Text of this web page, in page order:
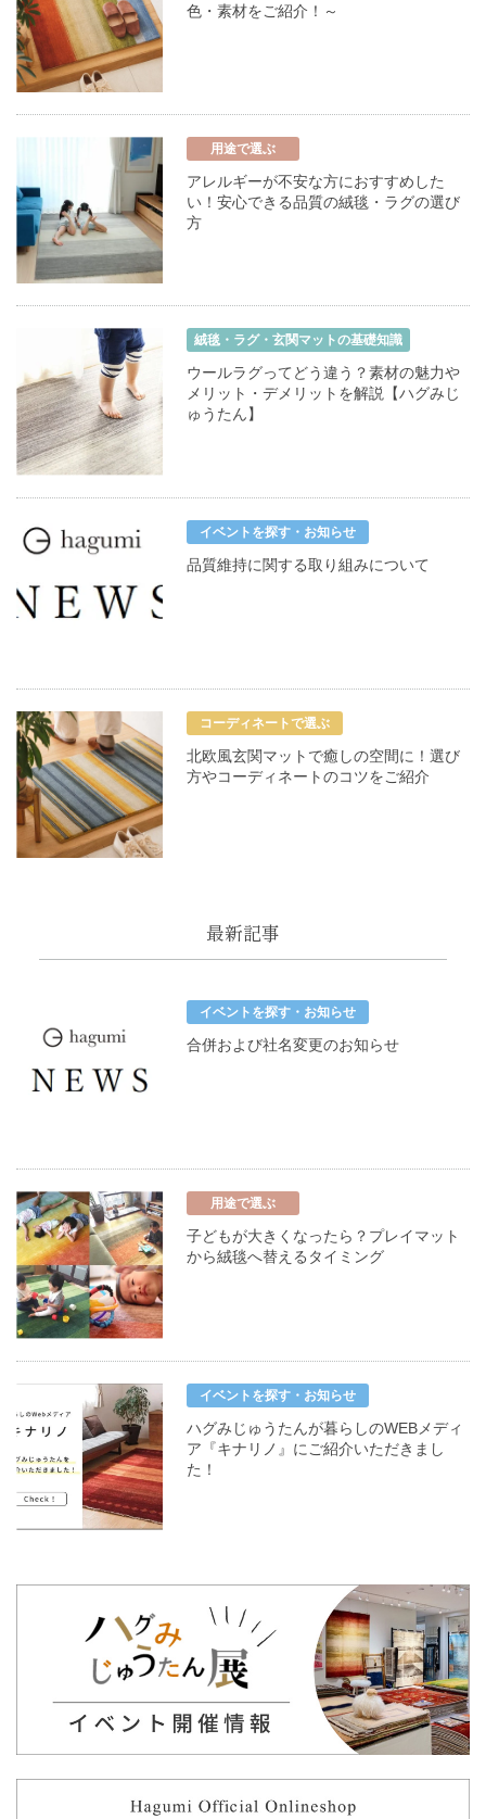
色・素材をご紹介！～
用途で選ぶ
アレルギーが不安な方におすすめした
い！安心できる品質の絨毯・ラグの選び
方
絨毯・ラグ・玄関マットの基礎知識
ウールラグってどう違う？素材の魅力や
メリット・デメリットを解説【ハグみじ
ゅうたん】
イベントを探す・お知らせ
品質維持に関する取り組みについて
コーディネートで選ぶ
北欧風玄関マットで癒しの空間に！選び
方やコーディネートのコツをご紹介
最新記事
イベントを探す・お知らせ
合併および社名変更のお知らせ
用途で選ぶ
子どもが大きくなったら？プレイマット
から絨毯へ替えるタイミング
イベントを探す・お知らせ
ハグみじゅうたんが暮らしのWEBメディ
ア『キナリノ』にご紹介いただきまし
た！